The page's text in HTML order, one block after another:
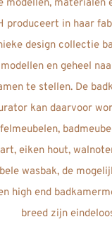
gekozen
worden
op
de